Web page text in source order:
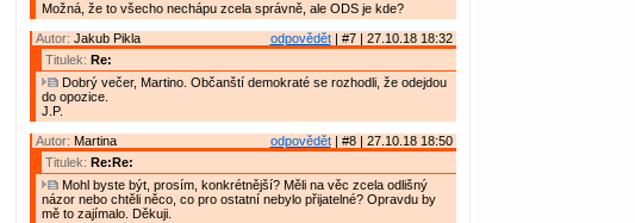
Možná, že to všecho nechápu zcela správně, ale ODS je kde?
odpovědět| #7 | 27.10.18 18:32
Autor: Jakub Pikla
Titulek: Re:
Dobrý večer, Martino. Občanští demokraté se rozhodli, že odejdou
do opozice.
J.P.
odpovědět| #8 | 27.10.18 18:50
Autor: Martina
Titulek: Re:Re:
Mohl byste být, prosím, konkrétnější? Měli na věc zcela odlišný
názor nebo chtěli něco, co pro ostatní nebylo přijatelné? Opravdu by
mě to zajímalo. Děkuji.